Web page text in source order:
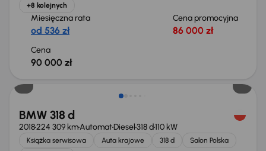
+8 kolejnych
Miesięczna rata
od 536 zł
Cena promocyjna
86 000 zł
Cena
90 000 zł
BMW 318 d
2018224 309 kmAutomatDiesel318 d110 kW
Książka serwisowa Auta krajowe 318 d
Salon Polska